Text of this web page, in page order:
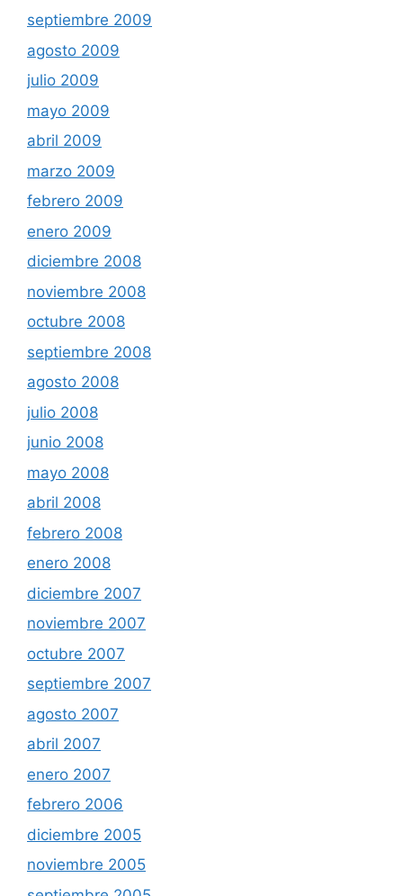
septiembre 2009
agosto 2009
julio 2009
mayo 2009
abril 2009
marzo 2009
febrero 2009
enero 2009
diciembre 2008
noviembre 2008
octubre 2008
septiembre 2008
agosto 2008
julio 2008
junio 2008
mayo 2008
abril 2008
febrero 2008
enero 2008
diciembre 2007
noviembre 2007
octubre 2007
septiembre 2007
agosto 2007
abril 2007
enero 2007
febrero 2006
diciembre 2005
noviembre 2005